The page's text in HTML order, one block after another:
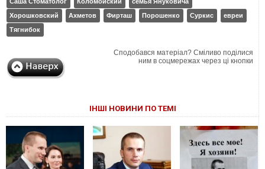
Хорошковский
Ахметов Фирташ Порошенко Суркис
евреи
Тягнибок
Сподобався матеріал? Сміливо поділися
ним в соцмережах через ці кнопки
ІНШІ НОВИНИ ПО ТЕМІ